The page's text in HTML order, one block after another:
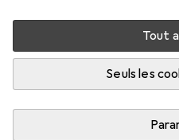
Tout
Seuls les
Pertinence
Liste des produits